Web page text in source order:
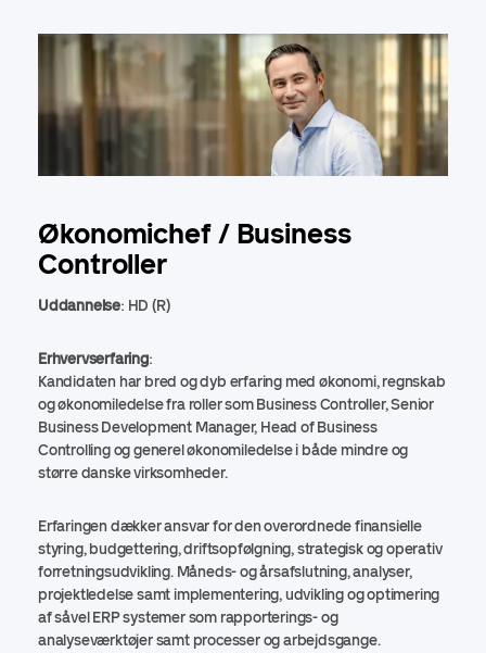
Økonomichef / Business
Controller
Uddannelse: HD (R)
Erhvervserfaring:
Kandidaten har bred og dyb erfaring med økonomi, regnskab
og økonomiledelse fra roller som Business Controller, Senior
Business Development Manager, Head of Business
Controlling og generel økonomiledelse i både mindre og
større danske virksomheder.
Erfaringen dækker ansvar for den overordnede finansielle
styring, budgettering, driftsopfølgning, strategisk og operativ
forretningsudvikling. Måneds- og årsafslutning, analyser,
projektledelse samt implementering, udvikling og optimering
af såvel ERP systemer som rapporterings- og
analyseværktøjer samt processer og arbejdsgange.